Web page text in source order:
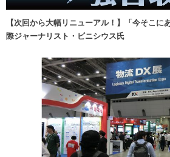
【次回から大幅リニューアル！】「今そこ
際ジャーナリスト・ビニシウス氏